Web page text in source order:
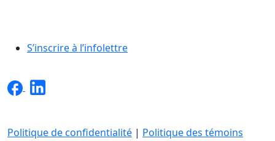
S’inscrire à l’infolettre
Politique de confidentialité | Politique des témoins